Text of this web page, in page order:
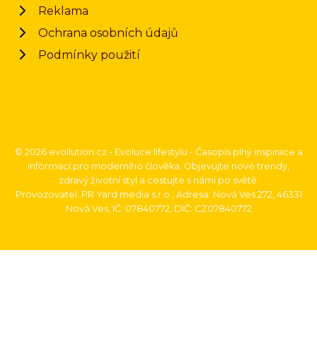
Reklama
Ochrana osobních údajů
Podmínky použití
© 2026 evollution.cz - Evoluce lifestylu - Časopis plný inspirace a
informací pro moderního člověka. Objevujte nové trendy,
zdravý životní styl a cestujte s námi po světě.
Provozovatel: PR Yard media s.r.o., Adresa: Nová Ves 272, 46331
Nová Ves, IČ: 07840772, DIČ: CZ07840772